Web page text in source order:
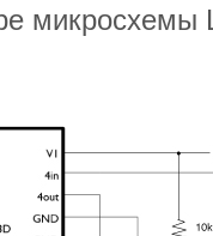
микросхемы